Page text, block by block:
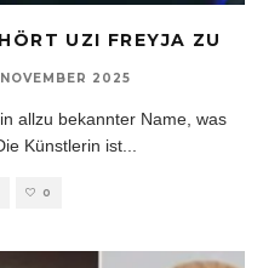
UZI FREYJA ZU
2025
allzu bekannter Name, was
Künstlerin ist
0